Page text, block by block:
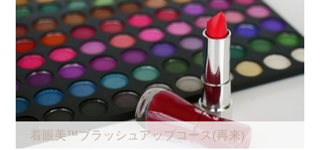
着眼美™ブラッシュアップコース(再来)